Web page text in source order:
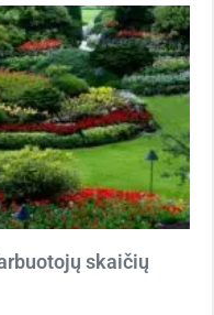
skaičių